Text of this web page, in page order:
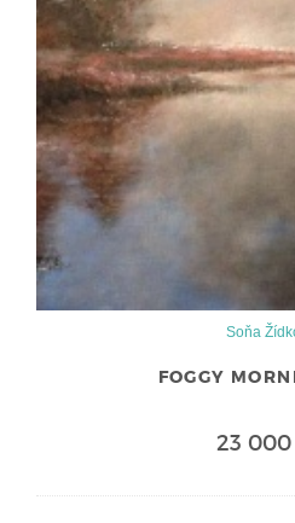
Soňa
FOGGY
23